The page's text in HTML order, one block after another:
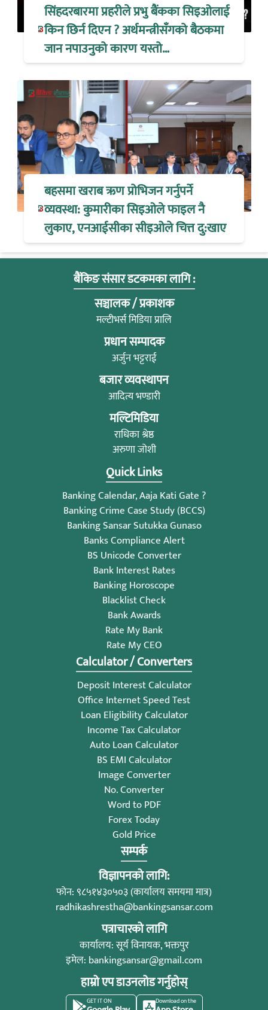
सिंहदरबारमा प्रहरीले प्रभु बैंकका सिइओलाई
किन छिर्न दिएन ? अर्थमन्त्रीसँगको बैठकमा
जान नपाउनुको कारण यस्तो…
बहसमा खराब ऋण प्रोभिजन गर्नुपर्ने
व्यवस्था: कुमारीका सिइओले फाइल नै
लुकाए, एनआईसीका सीइओले चित्त दु:खाए
बैंकिङ संसार डटकमका लागि :
सञ्चालक / प्रकाशक
मल्टीभर्स मिडिया प्रालि
प्रधान सम्पादक
अर्जुन भट्टराई
बजार व्यवस्थापन
आदित्य भण्डारी
मल्टिमिडिया
राधिका श्रेष्ठ
अरुणा जोशी
Quick Links
Banking Calendar, Aaja Kati Gate ?
Banking Crime Case Study (BCCS)
Banking Sansar Sutukka Gunaso
Banks Compliance Alert
BS Unicode Converter
Bank Interest Rates
Banking Horoscope
Blacklist Check
Bank Awards
Rate My Bank
Rate My CEO
Calculator / Converters
Deposit Interest Calculator
Office Internet Speed Test
Loan Eligibility Calculator
Income Tax Calculator
Auto Loan Calculator
BS EMI Calculator
Image Converter
No. Converter
Word to PDF
Forex Today
Gold Price
सम्पर्क
विज्ञापनको लागि:
फोन: ९८५१४३०५०३ (कार्यालय समयमा मात्र)
radhikashrestha@bankingsansar.com
पत्राचारको लागि
कार्यालय: सूर्य विनायक, भक्तपुर
इमेल: bankingsansar@gmail.com
हाम्रो एप डाउनलोड गर्नुहोस्
GET IT ON Download on the